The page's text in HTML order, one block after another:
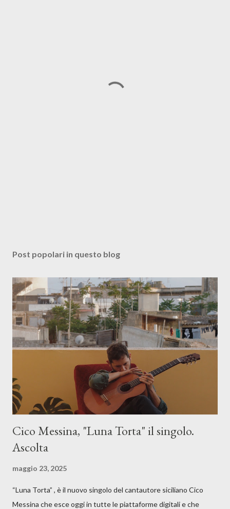
Post popolari in questo blog
Cico Messina, "Luna Torta" il singolo.
Ascolta
maggio 23, 2025
“Luna Torta” , è il nuovo singolo del cantautore siciliano Cico
Messina che esce oggi in tutte le piattaforme digitali e che